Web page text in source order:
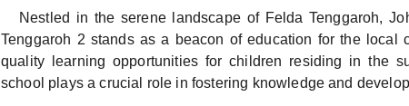
Nestled in the serene landscape of Felda Tenggaroh,
Tenggaroh 2 stands as a beacon of education for the local
quality learning opportunities for children residing in the
school plays a crucial role in fostering knowledge and